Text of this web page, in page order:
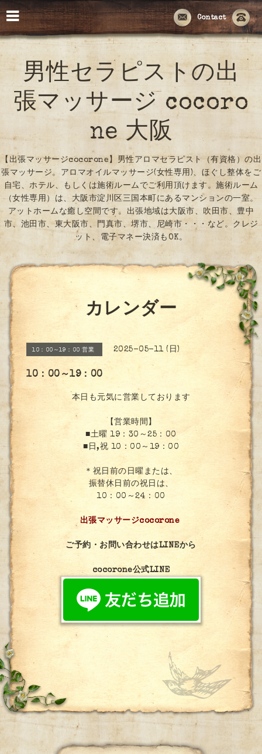
Contact
男性セラピストの出
張マッサージ cocoro
ne 大阪
【出張マッサージcocorone】男性アロマセラピスト（有資格）の出
張マッサージ。アロマオイルマッサージ(女性専用)、ほぐし整体をご
自宅、ホテル、もしくは施術ルームでご利用頂けます。施術ルーム
（女性専用）は、大阪市淀川区三国本町にあるマンションの一室。
アットホームな癒し空間です。出張地域は大阪市、吹田市、豊中
市、池田市、東大阪市、門真市、堺市、尼崎市・・・など。クレジ
ット、電子マネー決済もOK。
カレンダー
10：00～19：00 営業 2025-05-11 (日)
10：00～19：00
本日も元気に営業しております
【営業時間】
■土曜 19：30～25：00
■日,祝 10：00～19：00
＊祝日前の日曜または、
振替休日前の祝日は、
10：00～24：00
出張マッサージcocorone
ご予約・お問い合わせはLINEから
cocorone公式LINE